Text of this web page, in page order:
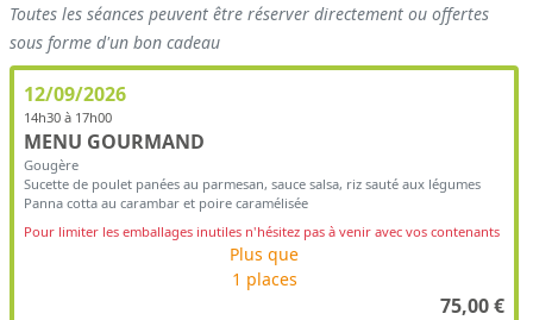
Toutes les séances peuvent être réserver directement ou offertes
sous forme d'un bon cadeau
12/09/2026
14h30 à 17h00
MENU GOURMAND
Gougère
Sucette de poulet panées au parmesan, sauce salsa, riz sauté aux légumes
Panna cotta au carambar et poire caramélisée
Pour limiter les emballages inutiles n'hésitez pas à venir avec vos contenants
Plus que
1 places
75,00€